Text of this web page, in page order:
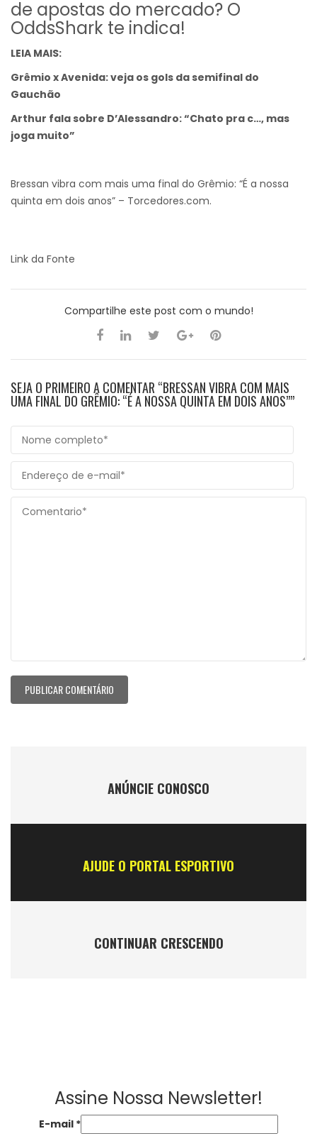
de apostas do mercado? O
OddsShark te indica!
LEIA MAIS:
Grêmio x Avenida: veja os gols da semifinal do
Gauchão
Arthur fala sobre D’Alessandro: “Chato pra c…, mas
joga muito”
Bressan vibra com mais uma final do Grêmio: “É a nossa
quinta em dois anos” – Torcedores.com.
Link da Fonte
Compartilhe este post com o mundo!
SEJA O PRIMEIRO A COMENTAR “BRESSAN VIBRA COM MAIS
UMA FINAL DO GRÊMIO: “É A NOSSA QUINTA EM DOIS ANOS””
ANÚNCIE CONOSCO
AJUDE O PORTAL ESPORTIVO
CONTINUAR CRESCENDO
Assine Nossa Newsletter!
E-mail *